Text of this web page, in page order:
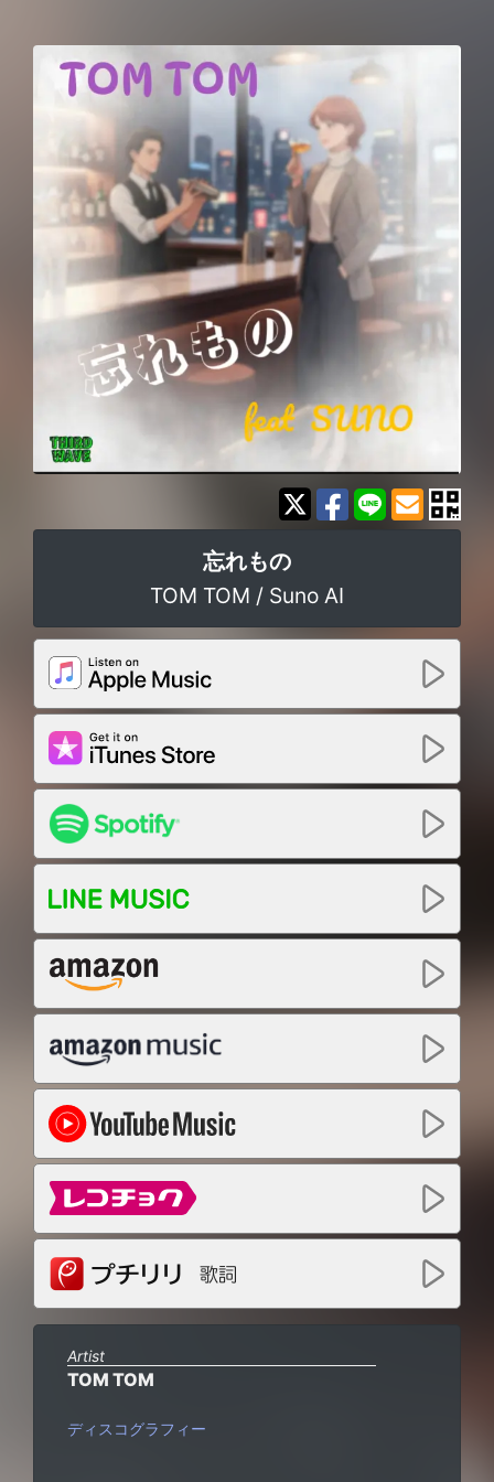
忘れもの
TOM TOM / Suno AI
Artist
TOM TOM
ディスコグラフィー